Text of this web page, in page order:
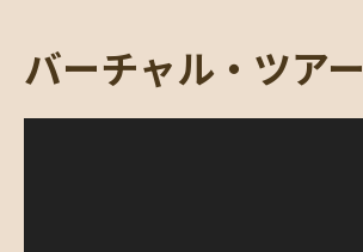
バーチャル・ツアー